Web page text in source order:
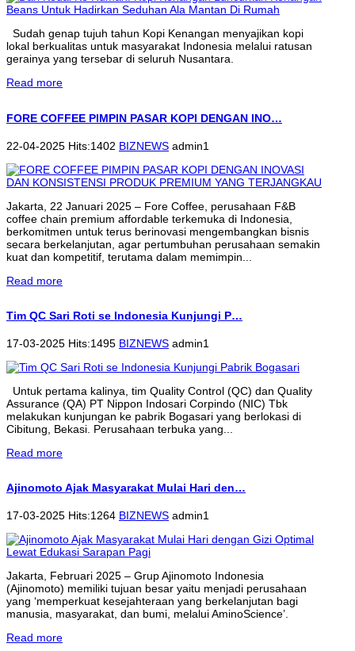
Sudah genap tujuh tahun Kopi Kenangan menyajikan kopi
lokal berkualitas untuk masyarakat Indonesia melalui ratusan
gerainya yang tersebar di seluruh Nusantara.
Read more
FORE COFFEE PIMPIN PASAR KOPI DENGAN INO…
22-04-2025 Hits:1402 BIZNEWS admin1
Jakarta, 22 Januari 2025 – Fore Coffee, perusahaan F&B
coffee chain premium affordable terkemuka di Indonesia,
berkomitmen untuk terus berinovasi mengembangkan bisnis
secara berkelanjutan, agar pertumbuhan perusahaan semakin
kuat dan kompetitif, terutama dalam memimpin...
Read more
Tim QC Sari Roti se Indonesia Kunjungi P…
17-03-2025 Hits:1495 BIZNEWS admin1
Untuk pertama kalinya, tim Quality Control (QC) dan Quality
Assurance (QA) PT Nippon Indosari Corpindo (NIC) Tbk
melakukan kunjungan ke pabrik Bogasari yang berlokasi di
Cibitung, Bekasi. Perusahaan terbuka yang...
Read more
Ajinomoto Ajak Masyarakat Mulai Hari den…
17-03-2025 Hits:1264 BIZNEWS admin1
Jakarta, Februari 2025 – Grup Ajinomoto Indonesia
(Ajinomoto) memiliki tujuan besar yaitu menjadi perusahaan
yang ‘memperkuat kesejahteraan yang berkelanjutan bagi
manusia, masyarakat, dan bumi, melalui AminoScience’.
Read more